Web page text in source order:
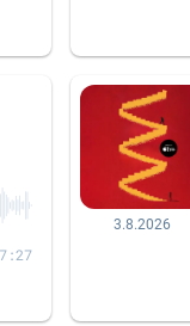
3.8.2026